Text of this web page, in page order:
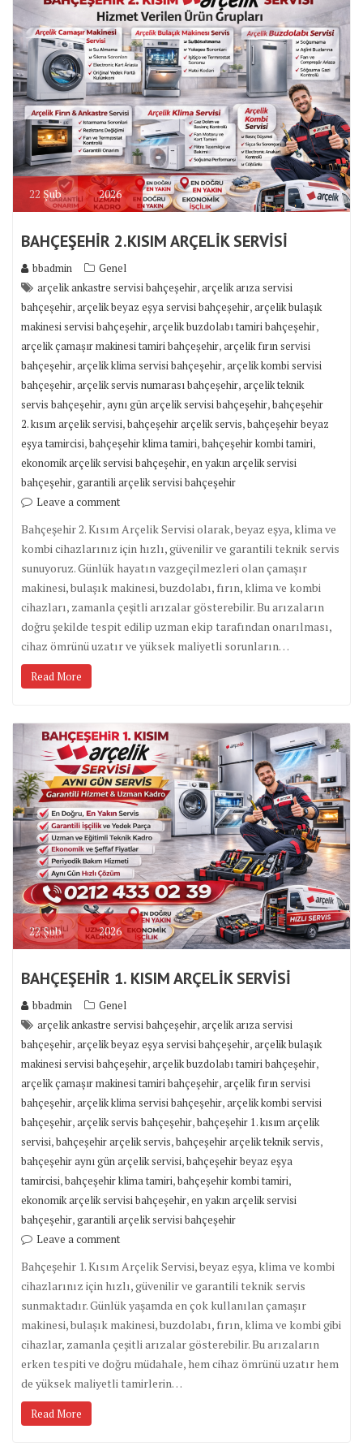
22 Şub 2026
BAHÇEŞEHİR 2.KISIM ARÇELİK SERVİSİ
bbadmin
Genel
arçelik ankastre servisi bahçeşehir,arçelik arıza servisi
bahçeşehir,arçelik beyaz eşya servisi bahçeşehir,arçelik bulaşık
makinesi servisi bahçeşehir,arçelik buzdolabı tamiri bahçeşehir,
arçelik çamaşır makinesi tamiri bahçeşehir,arçelik fırın servisi
bahçeşehir,arçelik klima servisi bahçeşehir,arçelik kombi servisi
bahçeşehir,arçelik servis numarası bahçeşehir,arçelik teknik
servis bahçeşehir,aynı gün arçelik servisi bahçeşehir,bahçeşehir
2. kısım arçelik servisi,bahçeşehir arçelik servis,bahçeşehir beyaz
eşya tamircisi,bahçeşehir klima tamiri,bahçeşehir kombi tamiri,
ekonomik arçelik servisi bahçeşehir,en yakın arçelik servisi
bahçeşehir,garantili arçelik servisi bahçeşehir
Leave a comment
Bahçeşehir 2. Kısım Arçelik Servisi olarak, beyaz eşya, klima ve
kombi cihazlarınız için hızlı, güvenilir ve garantili teknik servis
sunuyoruz. Günlük hayatın vazgeçilmezleri olan çamaşır
makinesi, bulaşık makinesi, buzdolabı, fırın, klima ve kombi
cihazları, zamanla çeşitli arızalar gösterebilir. Bu arızaların
doğru şekilde tespit edilip uzman ekip tarafından onarılması,
cihaz ömrünü uzatır ve yüksek maliyetli sorunların…
Read More
22Şub 2026
BAHÇEŞEHİR 1. KISIM ARÇELİK SERVİSİ
bbadmin
Genel
arçelik ankastre servisi bahçeşehir,arçelik arıza servisi
bahçeşehir,arçelik beyaz eşya servisi bahçeşehir,arçelik bulaşık
makinesi servisi bahçeşehir,arçelik buzdolabı tamiri bahçeşehir,
arçelik çamaşır makinesi tamiri bahçeşehir,arçelik fırın servisi
bahçeşehir,arçelik klima servisi bahçeşehir,arçelik kombi servisi
bahçeşehir,arçelik servis bahçeşehir,bahçeşehir 1. kısım arçelik
servisi,bahçeşehir arçelik servis,bahçeşehir arçelik teknik servis,
bahçeşehir aynı gün arçelik servisi,bahçeşehir beyaz eşya
tamircisi,bahçeşehir klima tamiri,bahçeşehir kombi tamiri,
ekonomik arçelik servisi bahçeşehir,en yakın arçelik servisi
bahçeşehir,garantili arçelik servisi bahçeşehir
Leave a comment
Bahçeşehir 1. Kısım Arçelik Servisi, beyaz eşya, klima ve kombi
cihazlarınız için hızlı, güvenilir ve garantili teknik servis
sunmaktadır. Günlük yaşamda en çok kullanılan çamaşır
makinesi, bulaşık makinesi, buzdolabı, fırın, klima ve kombi gibi
cihazlar, zamanla çeşitli arızalar gösterebilir. Bu arızaların
erken tespiti ve doğru müdahale, hem cihaz ömrünü uzatır hem
de yüksek maliyetli tamirlerin…
Read More